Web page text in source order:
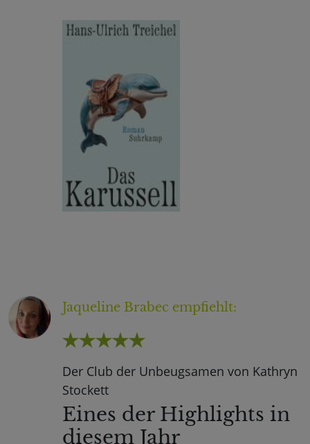
Jaqueline Brabec empfiehlt:
Der Club der Unbeugsamen von Kathryn
Stockett
Eines der Highlights in
diesem Jahr